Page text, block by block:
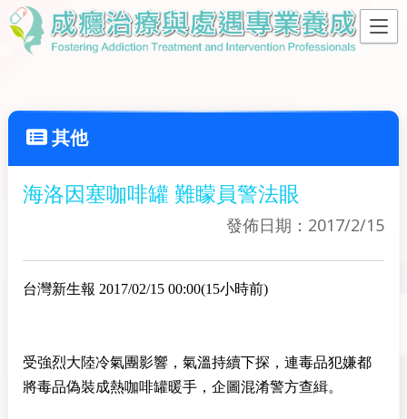
其他
海洛因塞咖啡罐 難矇員警法眼
發佈日期：2017/2/15
台灣新生報 2017/02/15 00:00(15小時前)
受強烈大陸冷氣團影響，氣溫持續下探，連毒品犯嫌都
將毒品偽裝成熱咖啡罐暖手，企圖混淆警方查緝。